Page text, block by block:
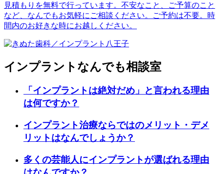
見積もりを無料で行っています。不安なこと、ご予算のこと
など、なんでもお気軽にご相談ください。ご予約は不要。時
間内のお好きな時にお越しください。
インプラントなんでも相談室
「インプラントは絶対だめ」と言われる理由
は何ですか？
インプラント治療ならではのメリット・デメ
リットはなんでしょうか？
多くの芸能人にインプラントが選ばれる理由